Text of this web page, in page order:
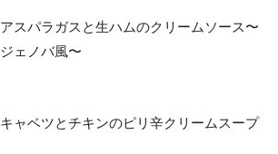
アスパラガスと生ハムのクリームソース〜
ジェノバ風〜
キャベツとチキンのピリ辛クリームスープ